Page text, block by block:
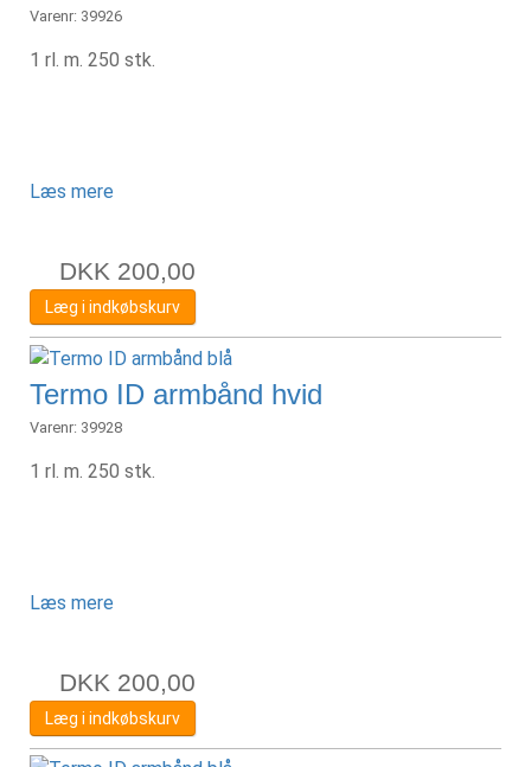
Varenr: 39926
1 rl. m. 250 stk.
Læs mere
DKK 200,00
Læg i indkøbskurv
Termo ID armbånd hvid
Varenr: 39928
1 rl. m. 250 stk.
Læs mere
DKK 200,00
Læg i indkøbskurv